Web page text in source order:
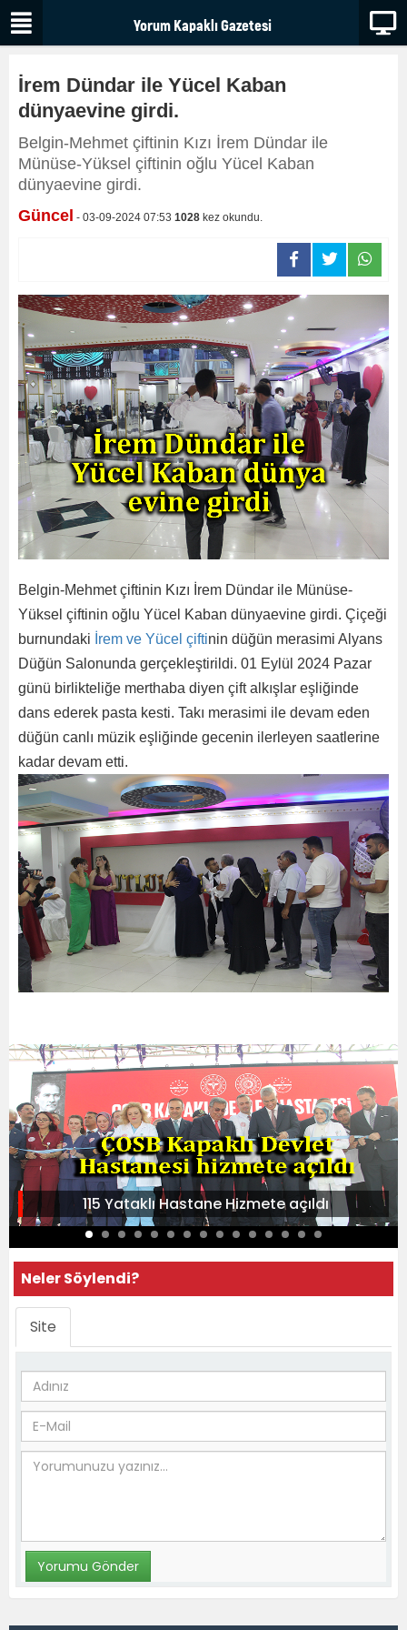
İrem Dündar ile Yücel Kaban
dünyaevine girdi.
Belgin-Mehmet çiftinin Kızı İrem Dündar ile
Münüse-Yüksel çiftinin oğlu Yücel Kaban
dünyaevine girdi.
Güncel - 03-09-2024 07:53 1028 kez okundu.
Belgin-Mehmet çiftinin Kızı İrem Dündar ile Münüse-
Yüksel çiftinin oğlu Yücel Kaban dünyaevine girdi. Çiçeği
burnundaki İrem ve Yücel çiftinin düğün merasimi Alyans
Düğün Salonunda gerçekleştirildi. 01 Eylül 2024 Pazar
günü birlikteliğe merthaba diyen çift alkışlar eşliğinde
dans ederek pasta kesti. Takı merasimi ile devam eden
düğün canlı müzik eşliğinde gecenin ilerleyen saatlerine
kadar devam etti.
115 Yataklı Hastane Hizmete açıldı
Neler Söylendi?
Site